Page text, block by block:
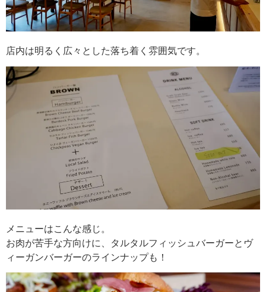
店内は明るく広々とした落ち着く雰囲気です。
メニューはこんな感じ。
お肉が苦手な方向けに、タルタルフィッシュバーガーとヴ
ィーガンバーガーのラインナップも！